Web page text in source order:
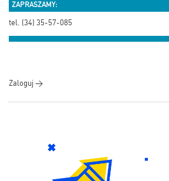
ZAPRASZAMY:
tel. (34) 35-57-085
Zaloguj >